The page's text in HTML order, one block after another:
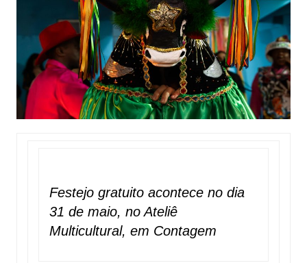
Festejo gratuito acontece no dia
31 de maio, no Ateliê
Multicultural, em Contagem